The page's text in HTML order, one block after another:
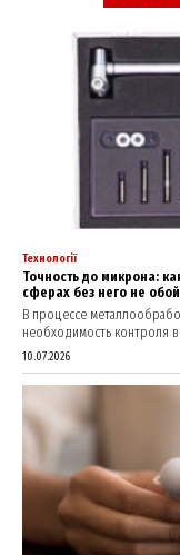
Технології
Точность до микрона:
сферах без него не
В процессе
необходимость контроля
10.07.2026